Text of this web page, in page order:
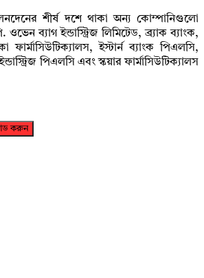
শীর্ষ দশে থাকা অন্য কোম্পানিগুলো
ব্যাগ ইন্ডাস্ট্রিজ লিমিটেড, ব্র্যাক ব্যাংক,
ফার্মাসিউটিক্যালস, ইস্টার্ন ব্যাংক পিএলসি,
পিএলসি এবং স্কয়ার ফার্মাসিউটিক্যালস
করুন